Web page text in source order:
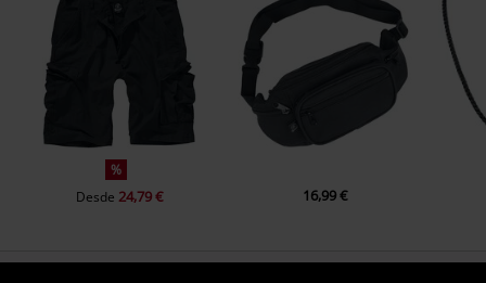
%
Desde 24,79 € 16,99 €